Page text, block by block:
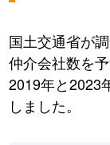
国土交通省が
仲介会社数を
2019年と2023
しました。